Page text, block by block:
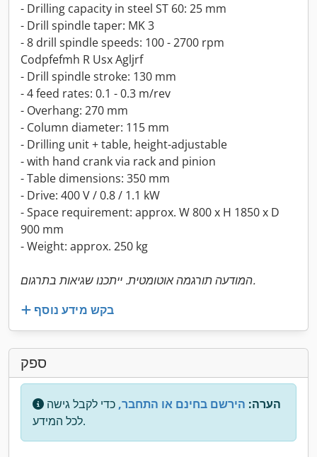
- Drilling capacity in steel ST 60: 25 mm
- Drill spindle taper: MK 3
- 8 drill spindle speeds: 100 - 2700 rpm
Codpfefmh R Usx Agljrf
- Drill spindle stroke: 130 mm
- 4 feed rates: 0.1 - 0.3 m/rev
- Overhang: 270 mm
- Column diameter: 115 mm
- Drilling unit + table, height-adjustable
- with hand crank via rack and pinion
- Table dimensions: 350 mm
- Drive: 400 V / 0.8 / 1.1 kW
- Space requirement: approx. W 800 x H 1850 x D
900 mm
- Weight: approx. 250 kg
המודעה תורגמה אוטומטית. ייתכנו שגיאות בתרגום.
בקש מידע נוסף
ספק
הערה: הירשם בחינם או התחבר, כדי לקבל גישה
לכל המידע.